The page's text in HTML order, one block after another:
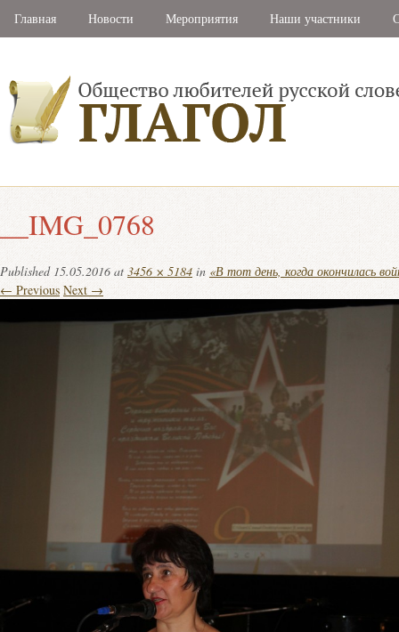
Главная Новости Мероприятия Наши участники
__IMG_0768
Published 15.05.2016 at 3456 × 5184 in «В тот день, когда окончилась
← Previous Next →